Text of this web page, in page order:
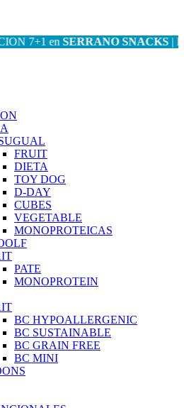
enSERRANO SNACKS|
FRUIT
DIETA
TOY DOG
D-DAY
CUBES
VEGETABLE
MONOPROTEICAS
PATE
MONOPROTEIN
BC HYPOALLERGENIC
BC SUSTAINABLE
BC GRAIN FREE
BC MINI